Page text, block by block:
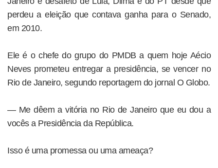
perdeu a eleição que contava ganha para o Senado,
em 2010.
Ele é o chefe do grupo do PMDB a quem hoje Aécio
Neves prometeu entregar a presidência, se vencer no
Rio de Janeiro, segundo reportagem do jornal O Globo.
— Me dêem a vitória no Rio de Janeiro que eu dou a
vocês a Presidência da República.
Isso é uma promessa ou uma ameaça?